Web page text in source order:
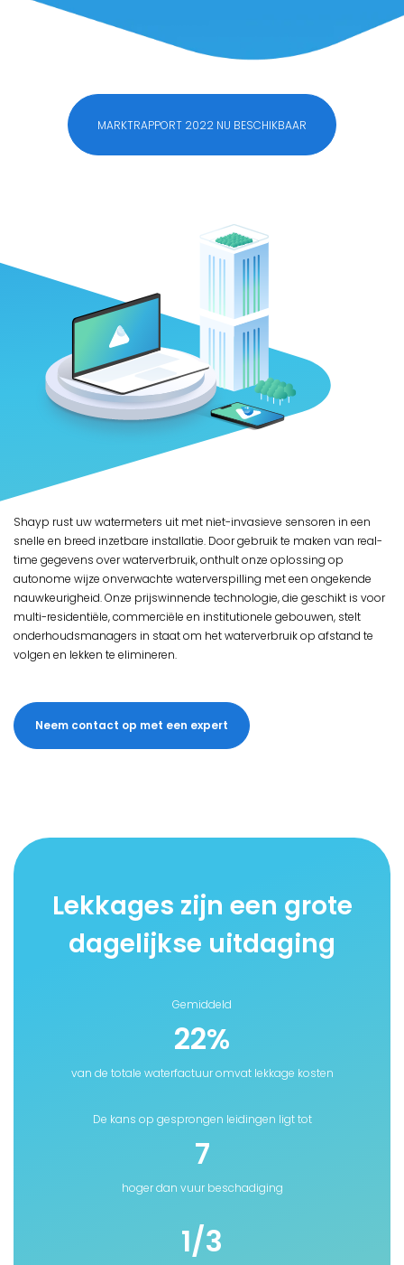
MARKTRAPPORT 2022 NU BESCHIKBAAR
Shayp rust uw watermeters uit met niet-invasieve sensoren in een
snelle en breed inzetbare installatie. Door gebruik te maken van real-
time gegevens over waterverbruik, onthult onze oplossing op
autonome wijze onverwachte waterverspilling met een ongekende
nauwkeurigheid. Onze prijswinnende technologie, die geschikt is voor
multi-residentiële, commerciële en institutionele gebouwen, stelt
onderhoudsmanagers in staat om het waterverbruik op afstand te
volgen en lekken te elimineren.
Neem contact op met een expert
Lekkages zijn een grote
dagelijkse uitdaging
Gemiddeld
22%
van de totale waterfactuur omvat lekkage kosten
De kans op gesprongen leidingen ligt tot
7
hoger dan vuur beschadiging
1/3